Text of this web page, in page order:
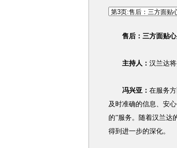
售后：三方面贴心
主持人： 汉兰达
冯兴亚： 在服务
及时准确的信息、安
的”服务。随着汉兰达
得到进一步的深化。